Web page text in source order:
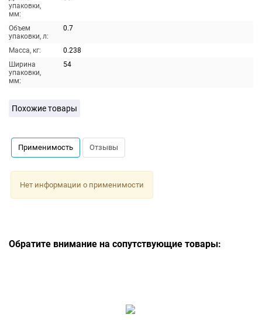
упаковки,
мм:
Объем
упаковки, л:
0.7
Масса, кг:
0.238
Ширина
упаковки,
мм:
54
Похожие товары
Применимость Отзывы
Нет информации о применимости
Обратите внимание на сопутствующие товары: